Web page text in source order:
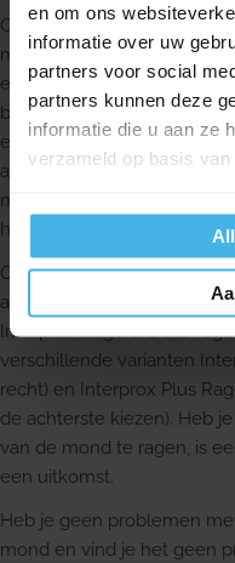
en om ons
informatie over uw
partners voor social
partners kunnen deze
informatie die u aan ze
verzameld op basis
Om het makkelijk te
maten, nog veel meer
een persoonlijke keuze en
blijf deze vooral gebruiken.
een prettig gevoel de
algemeen zijn ragers die
markt kwalitatief goed,
het gebruik verschillen.
Onze ervaring is dat
achterste kiezen te ragen
Interprox Ragers. Deze
verschillende varianten
recht) en Interprox Plus
de achterste kiezen). Heb
van de mond te ragen, is
een uitkomst.
Heb je geen problemen
mond en vind je het geen